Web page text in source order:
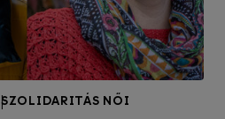
|
SZOLIDARITÁS NŐI